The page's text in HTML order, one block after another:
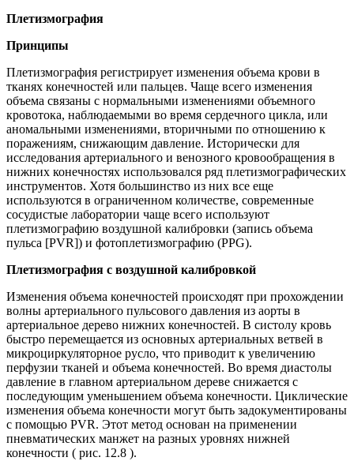
Плетизмография
Принципы
Плетизмография регистрирует изменения объема крови в
тканях конечностей или пальцев. Чаще всего изменения
объема связаны с нормальными изменениями объемного
кровотока, наблюдаемыми во время сердечного цикла, или
аномальными изменениями, вторичными по отношению к
поражениям, снижающим давление. Исторически для
исследования артериального и венозного кровообращения в
нижних конечностях использовался ряд плетизмографических
инструментов. Хотя большинство из них все еще
используются в ограниченном количестве, современные
сосудистые лаборатории чаще всего используют
плетизмографию воздушной калибровки (запись объема
пульса [PVR]) и фотоплетизмографию (PPG).
Плетизмография с воздушной калибровкой
Изменения объема конечностей происходят при прохождении
волны артериального пульсового давления из аорты в
артериальное дерево нижних конечностей. В систолу кровь
быстро перемещается из основных артериальных ветвей в
микроциркуляторное русло, что приводит к увеличению
перфузии тканей и объема конечностей. Во время диастолы
давление в главном артериальном дереве снижается с
последующим уменьшением объема конечности. Циклические
изменения объема конечности могут быть задокументированы
с помощью PVR. Этот метод основан на применении
пневматических манжет на разных уровнях нижней
конечности ( рис. 12.8 ).